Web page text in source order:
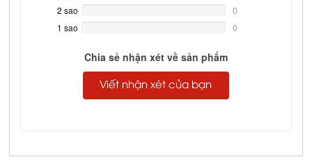
Complete
2 sao
Complete
0
1 sao
0
Chia sẻ nhận xét về sản phẩm
Viết nhận xét của bạn